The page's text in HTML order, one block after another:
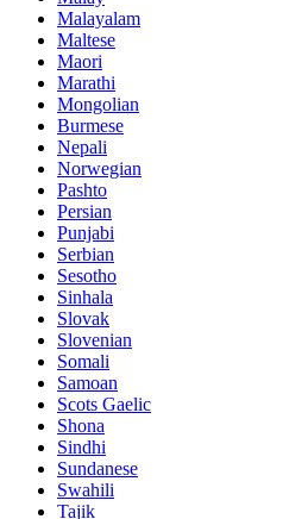
Malayalam
Maltese
Maori
Marathi
Mongolian
Burmese
Nepali
Norwegian
Pashto
Persian
Punjabi
Serbian
Sesotho
Sinhala
Slovak
Slovenian
Somali
Samoan
Scots Gaelic
Shona
Sindhi
Sundanese
Swahili
Tajik